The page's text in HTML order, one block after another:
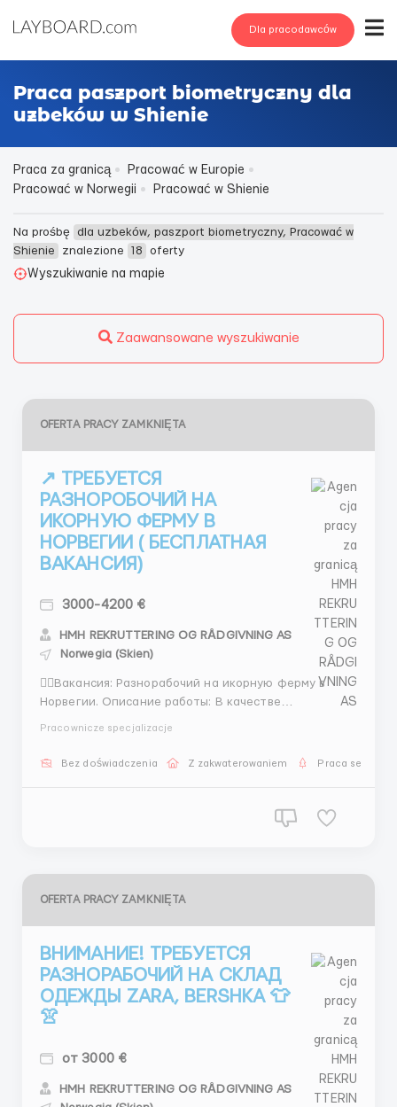
Dla pracodawców
Praca paszport biometryczny dla
uzbeków w Shienie
Praca za granicą
Pracować w Europie
Pracować w Norwegii
Pracować w Shienie
Na prośbę dla uzbeków, paszport biometryczny, Pracować w
Shienie
znalezione 18
oferty
Wyszukiwanie na mapie
Zaawansowane wyszukiwanie
OFERTA PRACY ZAMKNIĘTA
↗️ ТРЕБУЕТСЯ
РАЗНОРОБОЧИЙ НА
ИКОРНУЮ ФЕРМУ В
НОРВЕГИИ ( БЕСПЛАТНАЯ
ВАКАНСИЯ)
3000-4200 €
HMH REKRUTTERING OG RÅDGIVNING AS
Norwegia (Skien)
👉🏻Вакансия: Разнорабочий на икорную ферму в
Норвегии. Описание работы: В качестве
с обслуживанием и уходом за икорными рыбами и
Pracownicze specjalizacje
Bez doświadczenia Z zakwaterowaniem Praca
OFERTA PRACY ZAMKNIĘTA
ВНИМАНИЕ! ТРЕБУЕТСЯ
РАЗНОРАБОЧИЙ НА СКЛАД
ОДЕЖДЫ ZARA, BERSHKA 👕
👚
от 3000 €
HMH REKRUTTERING OG RÅDGIVNING AS